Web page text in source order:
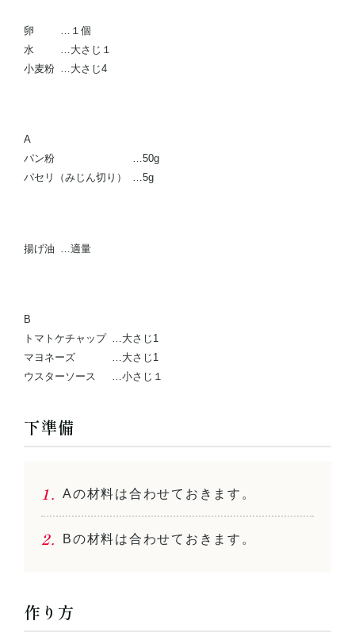
卵
…１個
水
…大さじ１
小麦粉
…大さじ4
A
パン粉
…50g
パセリ（みじん切り）
…5g
揚げ油 …適量
B
トマトケチャップ …大さじ1
マヨネーズ
…大さじ1
ウスターソース
…小さじ１
下準備
Aの材料は合わせておきます。
Bの材料は合わせておきます。
作り方